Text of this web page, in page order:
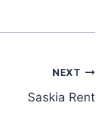
NEXT
Saskia Rent